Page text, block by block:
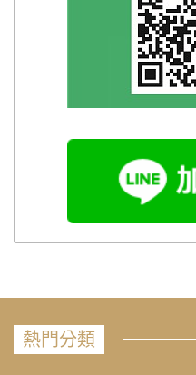
熱門分類